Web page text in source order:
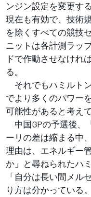
ンジン設定を変更す
現在も有効で、技術
を除くすべての競技
ニットは各計測ラッ
ドで作動させなけれ
る。
それでもハミルト
でより多くのパワー
可能性があると考えて
中国GPの予選後、
ーリの差は縮まる中
理由は、エネルギー
か」と尋ねられたハ
「自分は長い間メル
り方は分かっている